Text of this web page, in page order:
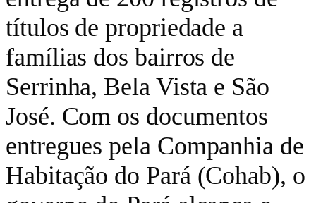
títulos de propriedade a
famílias dos bairros de
Serrinha, Bela Vista e São
José. Com os documentos
entregues pela Companhia de
Habitação do Pará (Cohab), o